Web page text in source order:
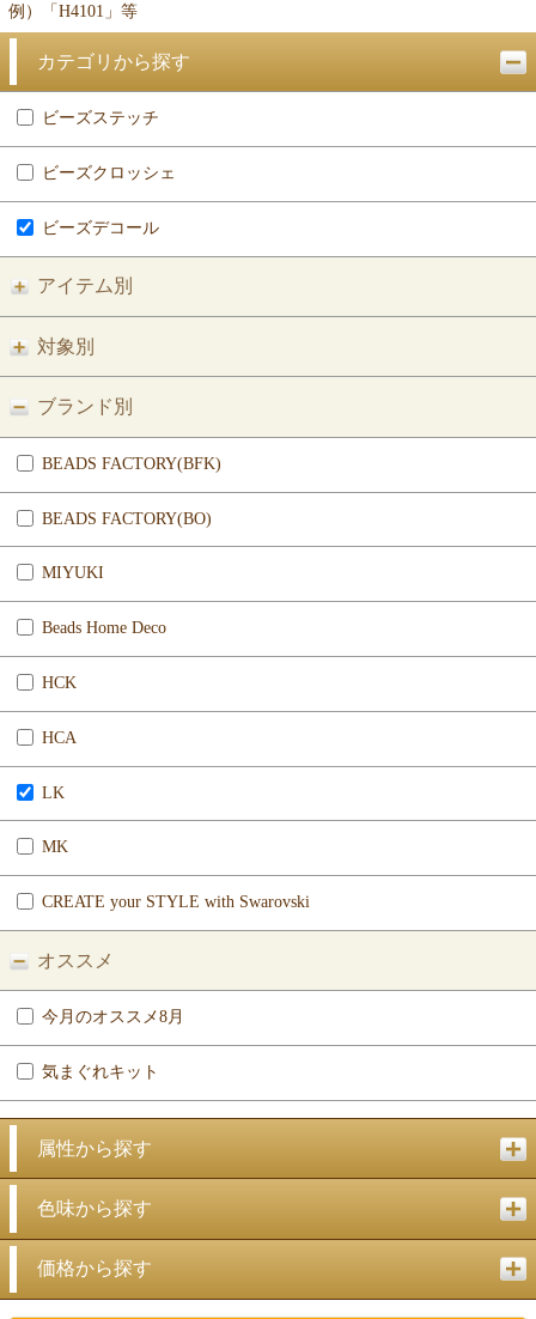
例）「H4101」等
カテゴリから探す
ビーズステッチ
ビーズクロッシェ
ビーズデコール
アイテム別
対象別
ブランド別
BEADS FACTORY(BFK)
BEADS FACTORY(BO)
MIYUKI
Beads Home Deco
HCK
HCA
LK
MK
CREATE your STYLE with Swarovski
オススメ
今月のオススメ8月
気まぐれキット
属性から探す
色味から探す
価格から探す